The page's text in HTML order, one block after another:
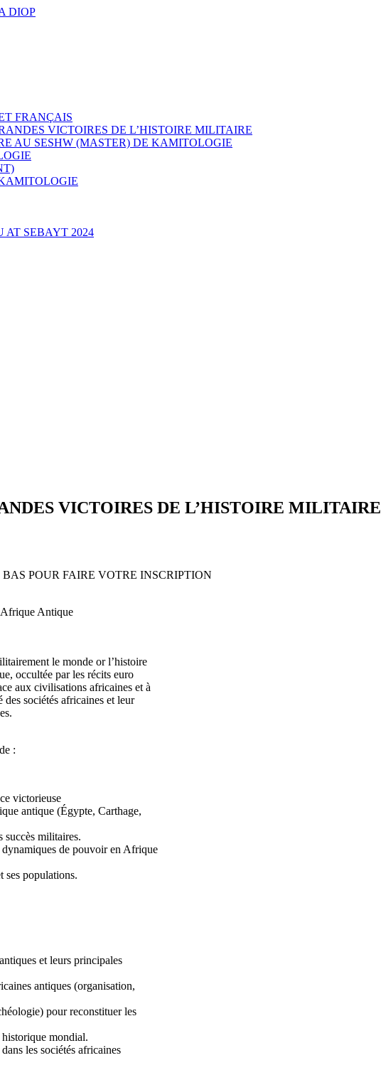
FRANÇAIS
VICTOIRES DE L’HISTOIRE MILITAIRE
AU SESHW (MASTER) DE KAMITOLOGIE
AT SEBAYT 2024
VICTOIRES DE L’HISTOIRE MILITAIRE
POUR FAIRE VOTRE INSCRIPTION
Antique
le monde or l’histoire
occultée par les récits euro
aux civilisations africaines et à
sociétés africaines et leur
:
victorieuse
antique (Égypte, Carthage,
succès militaires.
de pouvoir en Afrique
ses populations.
et leurs principales
antiques (organisation,
pour reconstituer les
mondial.
les sociétés africaines